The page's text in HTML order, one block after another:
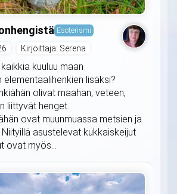
Esoterismi
Kirjoittaja: Serena
kuuluu maan
elementaalihenkien lisäksi?
olivat maahan, veteen,
liittyvät henget.
ovat muunmuassa metsien ja
Niityillä asustelevat kukkaiskeijut
ovat myös...